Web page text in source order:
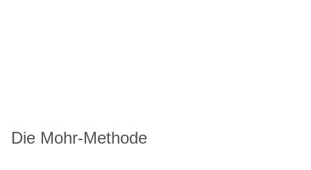
Die Mohr-Methode